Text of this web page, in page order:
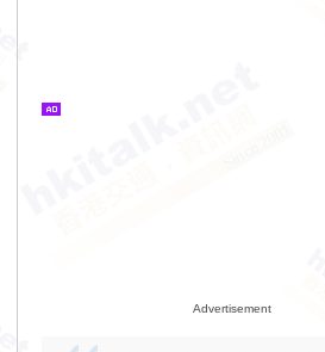
Advertisement